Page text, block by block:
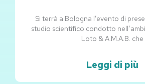
Si terrà a Bologna l’evento di
studio scientifico condotto
Loto & A.M.A.B. che
Leggi di più